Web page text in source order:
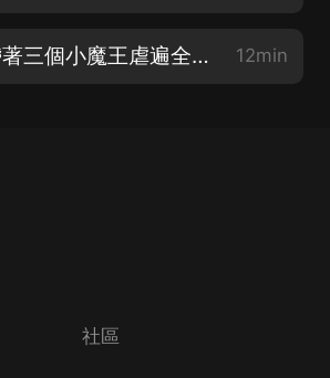
離婚后，她帶著三個小魔王虐遍全球-第0008集-這是什麼牌子的狗男人 12min
社區